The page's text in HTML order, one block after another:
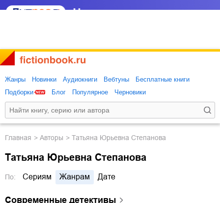
Жанры Новинки Аудиокниги Вебтуны
Бесплатные книги
Подборки
Блог Популярное Черновики
Главная Авторы Татьяна Юрьевна Степанова
Татьяна Юрьевна Степанова
По: Сериям Жанрам Дате
современные детективы